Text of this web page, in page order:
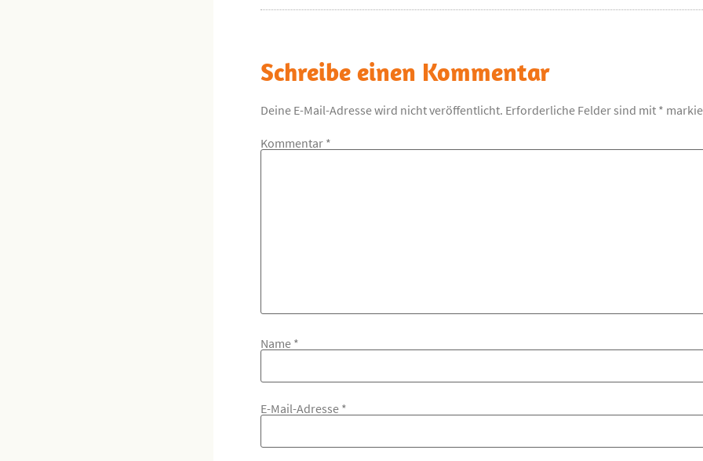
Schreibe einen Kommentar
Deine E-Mail-Adresse wird nicht veröffentlicht. Erforderliche Felder sind mit *
Kommentar *
Name *
E-Mail-Adresse *